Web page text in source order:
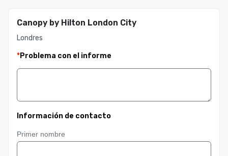
Canopy by Hilton London City
Londres
*Problema con el informe
Información de contacto
Primer nombre